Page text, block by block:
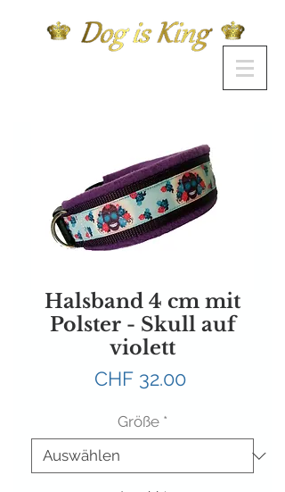
Halsband 4 cm mit
Polster - Skull auf
violett
CHF 32.00Preis
Größe *